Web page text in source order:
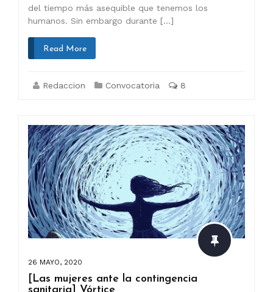
del tiempo más asequible que tenemos los
humanos. Sin embargo durante […]
Read More
Redaccion Convocatoria 8
26 MAYO, 2020
[Las mujeres ante la contingencia